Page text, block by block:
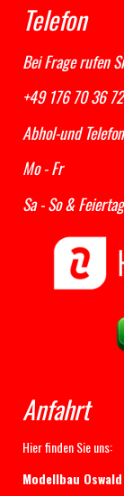
Telefon
Bei Frage rufen
+49 176 70 36
Abhol-und
Mo - Fr
Sa - So &
Anfahrt
Hier finden Sie uns:
Modellbau